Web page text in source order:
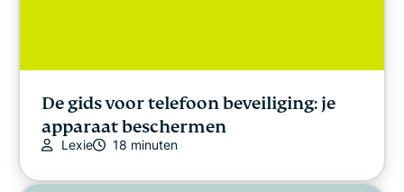
De gids voor telefoon beveiliging: je
apparaat beschermen
Lexie 18 minuten